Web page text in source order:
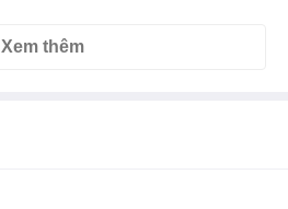
Xem thêm